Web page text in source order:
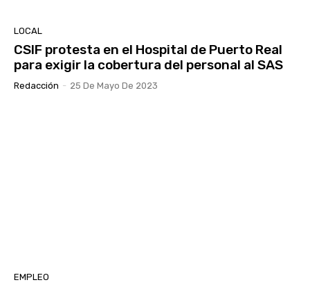
LOCAL
CSIF protesta en el Hospital de Puerto Real
para exigir la cobertura del personal al SAS
Redacción - 25 De Mayo De 2023
EMPLEO